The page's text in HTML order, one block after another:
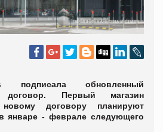
подписала обновленный
договор. Первый магазин
новому договору планируют
январе - феврале следующего